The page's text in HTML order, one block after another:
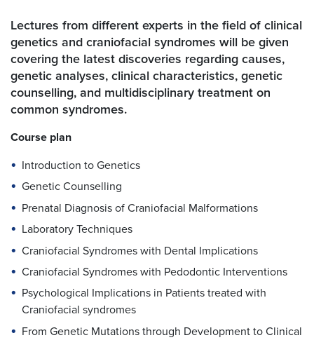
Lectures from different experts in the field of clinical
genetics and craniofacial syndromes will be given
covering the latest discoveries regarding causes,
genetic analyses, clinical characteristics, genetic
counselling, and multidisciplinary treatment on
common syndromes.
Course plan
Introduction to Genetics
Genetic Counselling
Prenatal Diagnosis of Craniofacial Malformations
Laboratory Techniques
Craniofacial Syndromes with Dental Implications
Craniofacial Syndromes with Pedodontic Interventions
Psychological Implications in Patients treated with
Craniofacial syndromes
From Genetic Mutations through Development to Clinical